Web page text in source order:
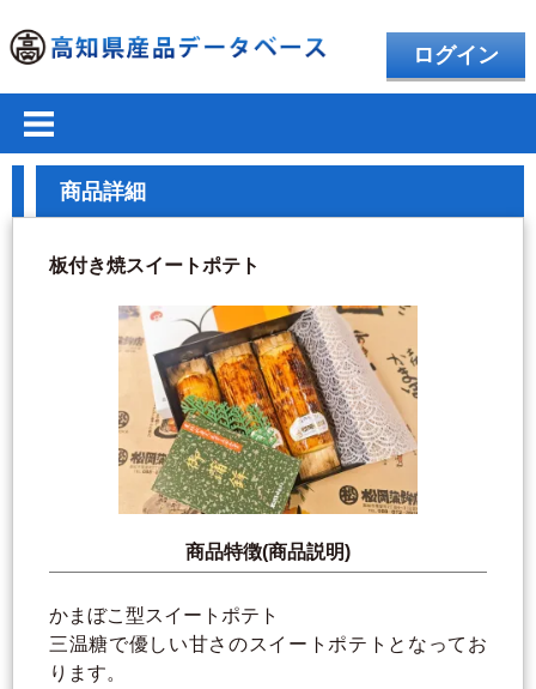
ログイン
商品詳細
板付き焼スイートポテト
商品特徴(商品説明)
かまぼこ型スイートポテト
三温糖で優しい甘さのスイートポテトとなってお
ります。